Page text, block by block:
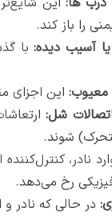
را باز کند.
آسیب دیده:با
معیوب: این اجزای
شل:
شوند.
نادر،
رخ می‌دهد.
در حالی که نادر